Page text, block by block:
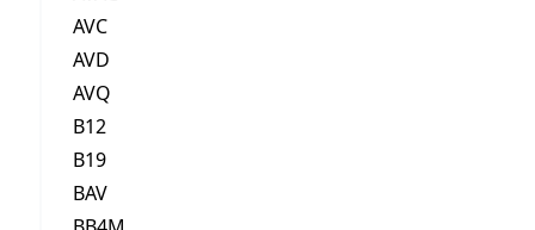
AVC
AVD
AVQ
B12
B19
BAV